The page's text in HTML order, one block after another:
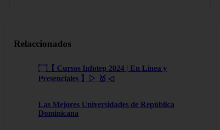
Relaccionados
۝【 Cursos Infotep 2024 | En Linea y
Presenciales 】▷ 🥇 ◁
Las Mejores Universidades de República
Dominicana